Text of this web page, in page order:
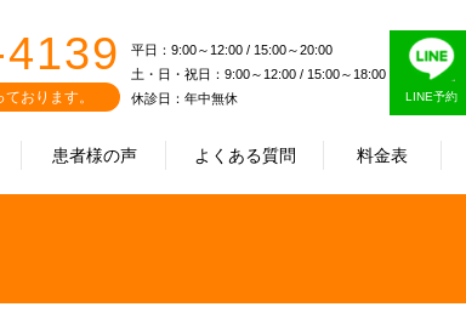
患者様の声 よくある質問 料金表
おります。
平日：9:00～12:00 / 15:00～20:00
土・日・祝日：9:00～12:00 / 15:00～18:00
休診日：年中無休
LINE予約